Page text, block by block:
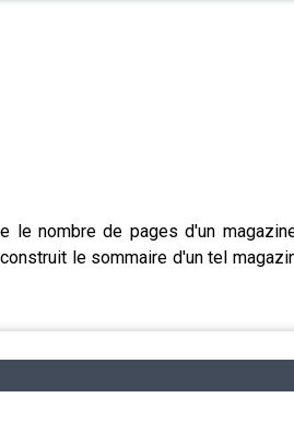
nombre de pages d'un
le sommaire d'un tel